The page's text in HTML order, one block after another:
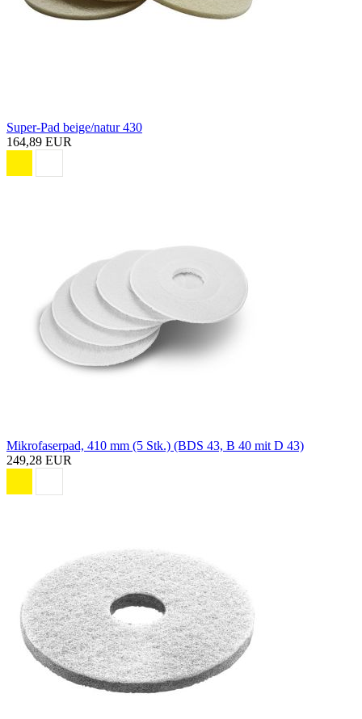
Super-Pad beige/natur 430
164,89 EUR
Mikrofaserpad, 410 mm (5 Stk.) (BDS 43, B 40 mit D 43)
249,28 EUR